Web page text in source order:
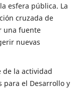
esfera pública. La
cruzada de
una fuente
nuevas
de la actividad
para el Desarrollo y